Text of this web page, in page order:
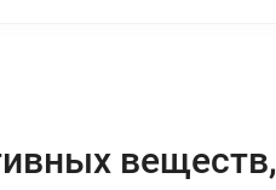
веществ,